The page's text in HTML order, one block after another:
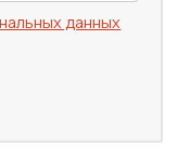
данных